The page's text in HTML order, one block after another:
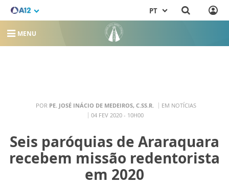
PT
MENU
POR PE. JOSÉ INÁCIO DE MEDEIROS, C.SS.R.
EM NOTÍCIAS
04 FEV 2020 - 10H00
Seis paróquias de Araraquara
recebem missão redentorista
em 2020